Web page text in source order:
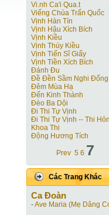
Vi.nh Ca'i Qua.t
Viếng Chùa Trấn Quốc
Vịnh Hàn Tín
Vịnh Hậu Xích Bích
Vịnh Kiều
Vịnh Thúy Kiều
Vịnh Tiến Sĩ Giấy
Vịnh Tiền Xích Bích
Đánh Đu
Đề Đền Sầm Nghi Đống
Đêm Mùa Hạ
Đến Kinh Thành
Đèo Ba Dội
Đi Thi Tự Vịnh
Đi Thi Tự Vịnh -- Thi
Khoa Thi
Động Hương Tích
Prev 5 6 7
Các Trang Khác
Ca Ðoàn
-Ave Maria (Mẹ Dâng